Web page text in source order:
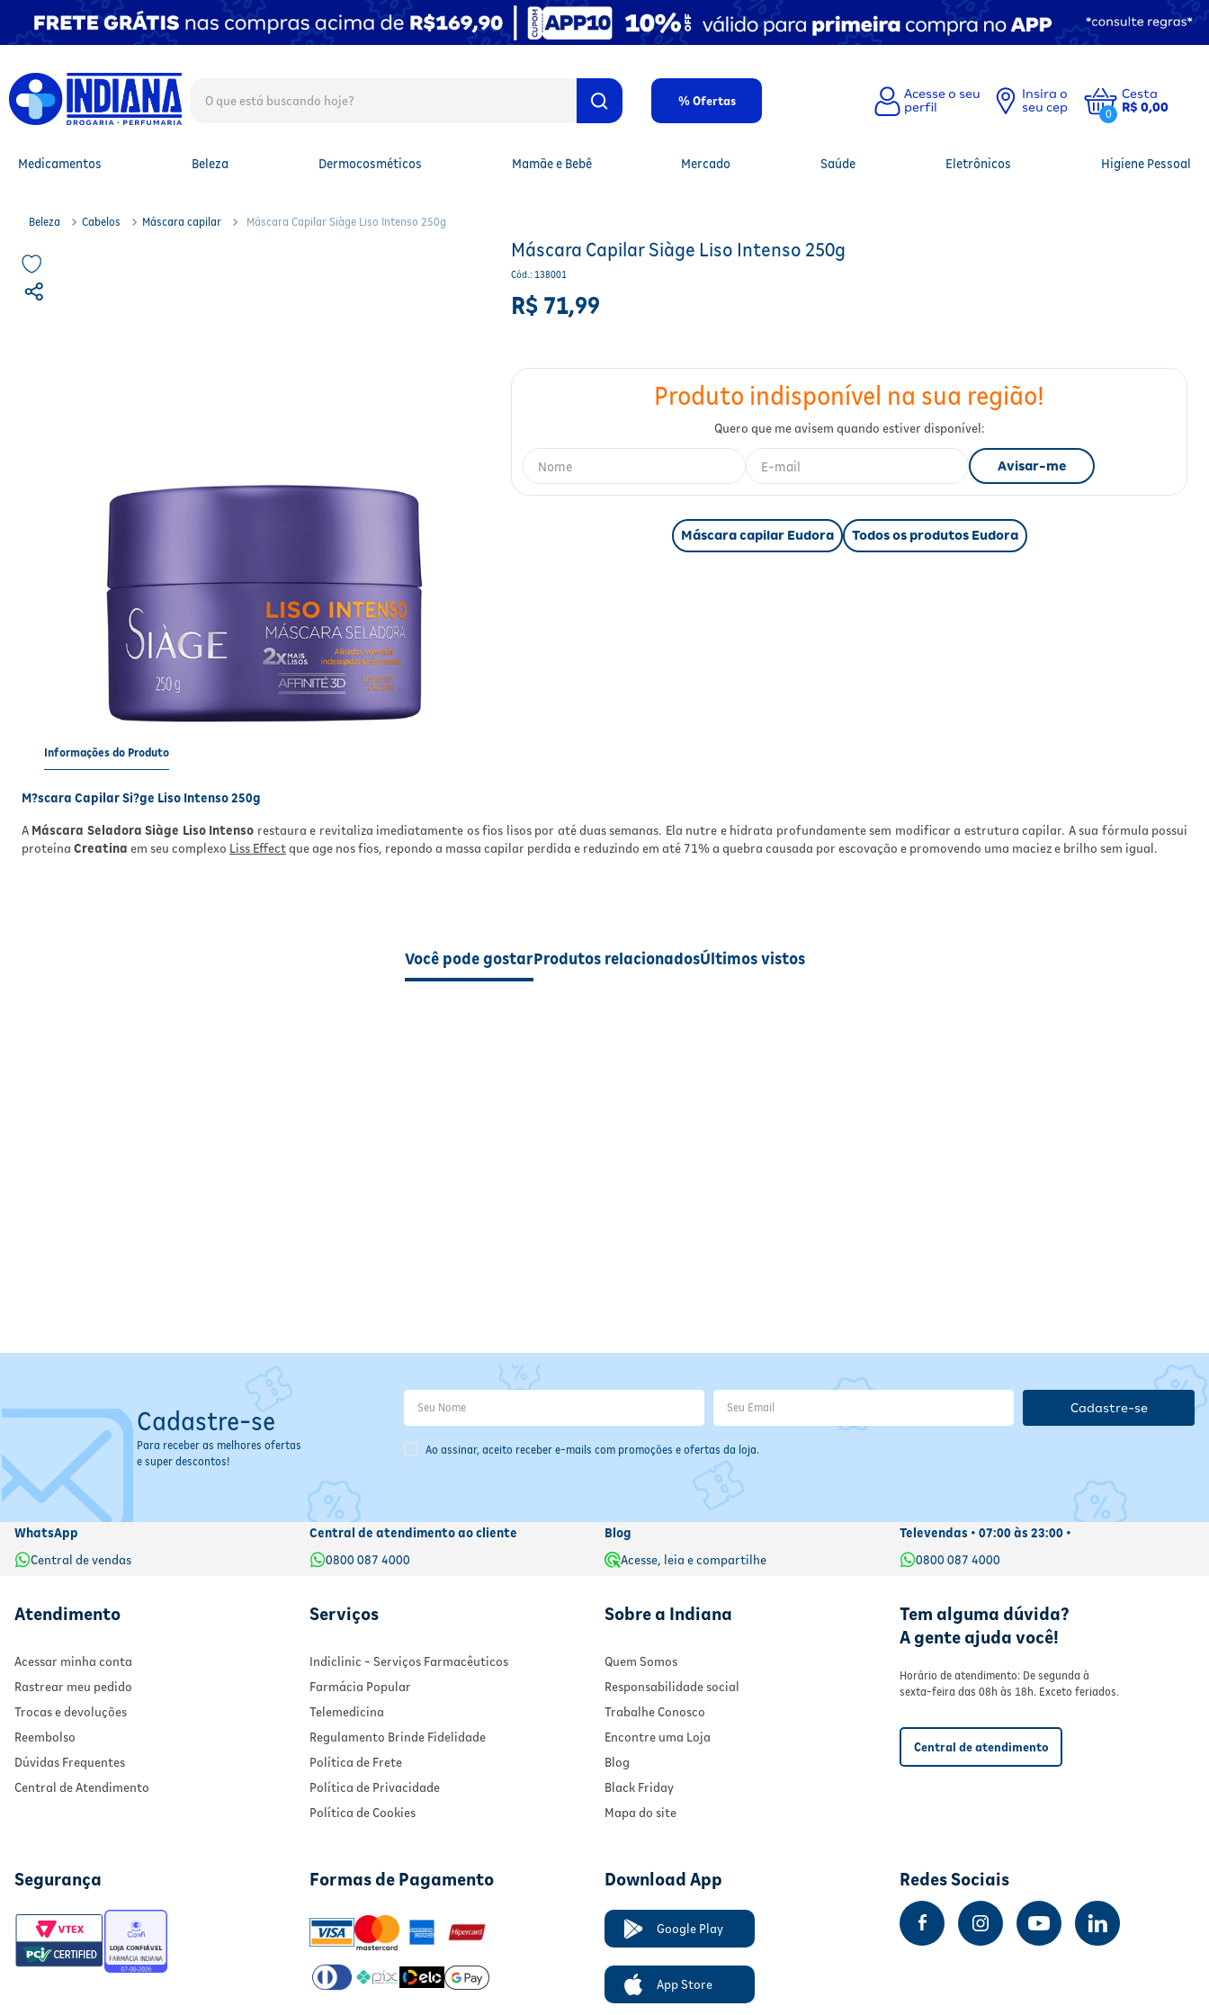
% Ofertas
Insira o
seu cep
0
Cesta
R$ 0,00
Medicamentos Beleza Dermocosméticos Mamãe e Bebê Mercado Saúde Eletrônicos Higiene Pessoal
Beleza Cabelos Máscara capilar Máscara Capilar Siàge Liso Intenso 250g
Máscara Capilar Siàge Liso Intenso 250g
Cód.:138001
R$ 71,99
Máscara capilar Eudora Todos os produtos Eudora
Informações do Produto
M?scara Capilar Si?ge Liso Intenso 250g
A Máscara Seladora Siàge Liso Intenso restaura e revitaliza imediatamente os fios lisos por até duas semanas. Ela nutre e hidrata profundamente sem modificar a estrutura capilar. A sua fórmula possui
proteína Creatina em seu complexo Liss Effectque age nos fios, repondo a massa capilar perdida e reduzindo em até 71% a quebra causada por escovação e promovendo uma maciez e brilho sem igual.
Você pode gostarProdutos relacionadosÚltimos vistos
Cadastre-se
Para receber as melhores ofertas
e super descontos!
Ao assinar, aceito receber e-mails com promoções e ofertas da loja.
Cadastre-se
WhatsApp
Central de vendas
Central de atendimento ao cliente
0800 087 4000
Blog
Acesse, leia e compartilhe
Televendas • 07:00 às 23:00 •
0800 087 4000
Atendimento
Acessar minha conta
Rastrear meu pedido
Trocas e devoluções
Reembolso
Dúvidas Frequentes
Central de Atendimento
Serviços
Indiclinic - Serviços Farmacêuticos
Farmácia Popular
Telemedicina
Regulamento Brinde Fidelidade
Política de Frete
Política de Privacidade
Política de Cookies
Sobre a Indiana
Quem Somos
Responsabilidade social
Trabalhe Conosco
Encontre uma Loja
Blog
Black Friday
Mapa do site
Tem alguma dúvida?
A gente ajuda você!
Horário de atendimento: De segunda à
sexta-feira das 08h às 18h. Exceto feriados.
Central de atendimento
Segurança Formas de Pagamento Download App
Google Play
App Store
Redes Sociais
TERMOS MAIS BUSCADOS
1º
fralda
protetor solar facial
shampoo